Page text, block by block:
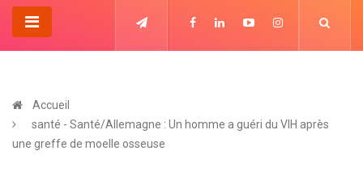
Accueil
santé - Santé/Allemagne : Un homme a guéri du VIH après
une greffe de moelle osseuse